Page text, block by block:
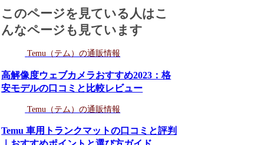
このページを見ている人はこ
んなページも見ています
Temu（テム）の通販情報
高解像度ウェブカメラおすすめ2023：格
安モデルの口コミと比較レビュー
Temu（テム）の通販情報
Temu 車用トランクマットの口コミと評判